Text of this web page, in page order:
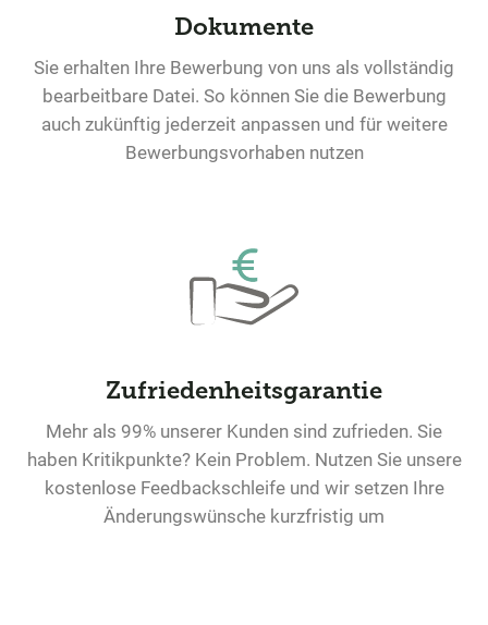
Dokumente
Sie erhalten Ihre Bewerbung von uns als vollständig
bearbeitbare Datei. So können Sie die Bewerbung
auch zukünftig jederzeit anpassen und für weitere
Bewerbungsvorhaben nutzen
Zufriedenheitsgarantie
Mehr als 99% unserer Kunden sind zufrieden. Sie
haben Kritikpunkte? Kein Problem. Nutzen Sie unsere
kostenlose Feedbackschleife und wir setzen Ihre
Änderungswünsche kurzfristig um